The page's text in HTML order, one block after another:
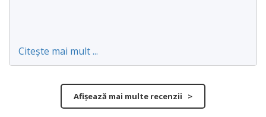
Citește mai mult ...
Afișează mai multe recenzii >